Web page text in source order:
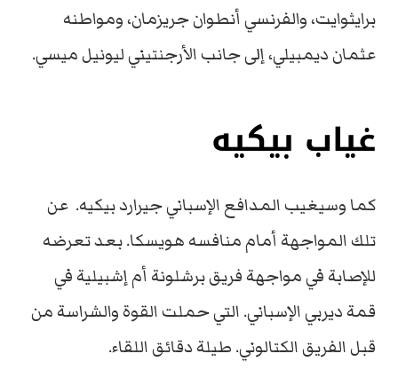
برايثوايت، والفرنسي أنطوان جريزمان، ومواطنه
عثمان ديمبيلي، إلى جانب الأرجنتيني ليونيل ميسي.
غياب بيكيه
كما وسيغيب المدافع الإسباني جيرارد بيكيه. عن
تلك المواجهة أمام منافسه هويسكا. بعد تعرضه
للإصابة في مواجهة فريق برشلونة أم إشبيلية في
قمة ديربي الإسباني. التي حملت القوة والشراسة من
قبل الفريق الكتالوني. طيلة دقائق اللقاء.